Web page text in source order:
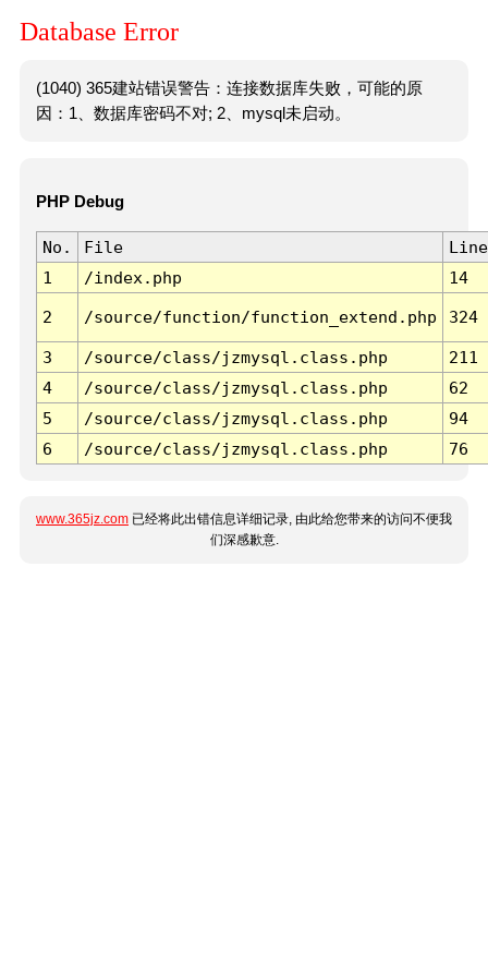
Database Error
(1040) 365建站错误警告：连接数据库失败，可能的原
因：1、数据库密码不对; 2、mysql未启动。
PHP Debug
No. File
Line
1
/index.php 14
2 /source/function/function_extend.php 324
3 /source/class/jzmysql.class.php
211
4
/source/class/jzmysql.class.php
62
5
/source/class/jzmysql.class.php
94
6
/source/class/jzmysql.class.php 76
www.365jz.com 已经将此出错信息详细记录, 由此给您带来的访问不便我
们深感歉意.